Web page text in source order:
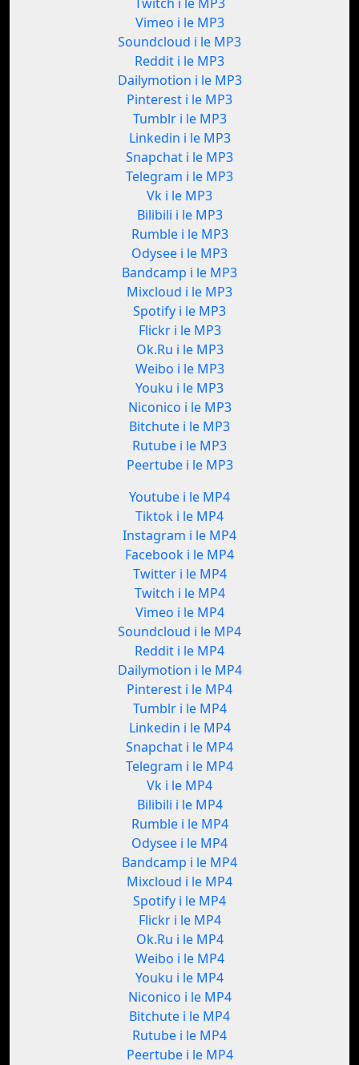
Vimeo i le MP3
Soundcloud i le MP3
Reddit i le MP3
Dailymotion i le MP3
Pinterest i le MP3
Tumblr i le MP3
Linkedin i le MP3
Snapchat i le MP3
Telegram i le MP3
Vk i le MP3
Bilibili i le MP3
Rumble i le MP3
Odysee i le MP3
Bandcamp i le MP3
Mixcloud i le MP3
Spotify i le MP3
Flickr i le MP3
Ok.Ru i le MP3
Weibo i le MP3
Youku i le MP3
Niconico i le MP3
Bitchute i le MP3
Rutube i le MP3
Peertube i le MP3
Youtube i le MP4
Tiktok i le MP4
Instagram i le MP4
Facebook i le MP4
Twitter i le MP4
Twitch i le MP4
Vimeo i le MP4
Soundcloud i le MP4
Reddit i le MP4
Dailymotion i le MP4
Pinterest i le MP4
Tumblr i le MP4
Linkedin i le MP4
Snapchat i le MP4
Telegram i le MP4
Vk i le MP4
Bilibili i le MP4
Rumble i le MP4
Odysee i le MP4
Bandcamp i le MP4
Mixcloud i le MP4
Spotify i le MP4
Flickr i le MP4
Ok.Ru i le MP4
Weibo i le MP4
Youku i le MP4
Niconico i le MP4
Bitchute i le MP4
Rutube i le MP4
Peertube i le MP4